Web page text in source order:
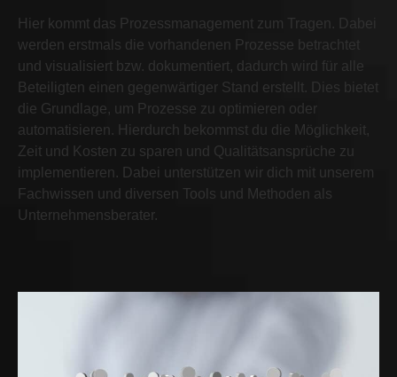
Hier kommt das Prozessmanagement zum Tragen. Dabei
werden erstmals die vorhandenen Prozesse betrachtet
und visualisiert bzw. dokumentiert, dadurch wird für alle
Beteiligten einen gegenwärtiger Stand erstellt. Dies bietet
die Grundlage, um Prozesse zu optimieren oder
automatisieren. Hierdurch bekommst du die Möglichkeit,
Zeit und Kosten zu sparen und Qualitätsansprüche zu
implementieren. Dabei unterstützen wir dich mit unserem
Fachwissen und diversen Tools und Methoden als
Unternehmensberater.